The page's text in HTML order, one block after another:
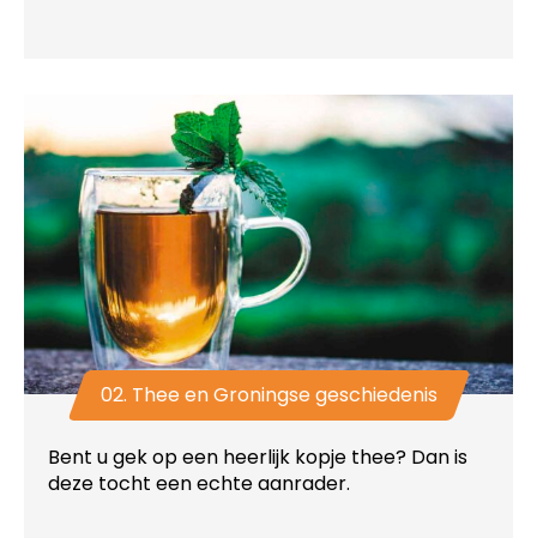
02. Thee en Groningse geschiedenis
Bent u gek op een heerlijk kopje thee? Dan is
deze tocht een echte aanrader.